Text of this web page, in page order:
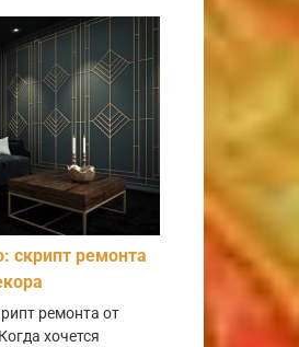
скрипт ремонта
ремонта от
хочется